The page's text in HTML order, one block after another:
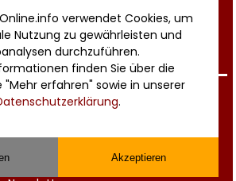
verwendet Cookies, um
Nutzung zu gewährleisten und
durchzuführen.
finden Sie über die
erfahren" sowie in unserer
.
Akzeptieren